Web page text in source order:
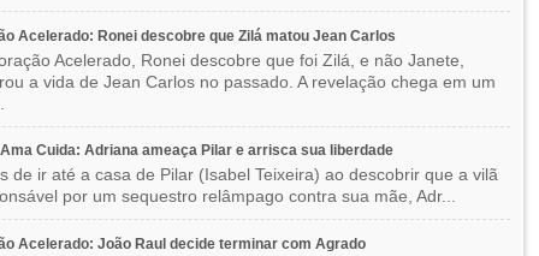
Acelerado: Ronei descobre que Zilá matou Jean Carlos
Acelerado, Ronei descobre que foi Zilá, e não Janete,
a vida de Jean Carlos no passado. A revelação chega em um
Cuida: Adriana ameaça Pilar e arrisca sua liberdade
de ir até a casa de Pilar (Isabel Teixeira) ao descobrir que a vilã
por um sequestro relâmpago contra sua mãe, Adr...
Acelerado: João Raul decide terminar com Agrado